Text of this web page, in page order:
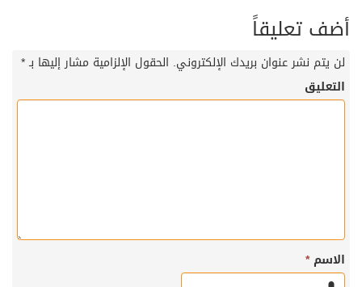
أضف تعليقاً
لن يتم نشر عنوان بريدك الإلكتروني. الحقول الإلزامية مشار إليها بـ*
التعليق
الاسم*